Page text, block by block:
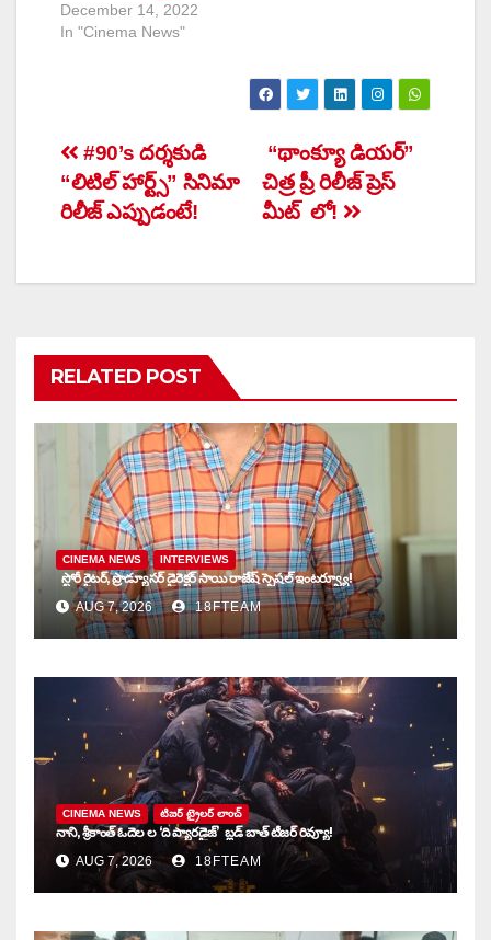
December 14, 2022
In "Cinema News"
Post
navigation
“థాంక్యూ డియర్”
చిత్ర ప్రీ రిలీజ్ ప్రెస్
మీట్ లో!
#90’s దర్శకుడి
“లిటిల్ హార్ట్స్” సినిమా
రిలీజ్ ఎప్పుడంటే!
RELATED POST
CINEMA NEWS INTERVIEWS
స్టోరీ రైటర్, ప్రొడ్యూసర్ డైరెక్టర్ సాయి రాజేష్ స్పెషల్ ఇంటర్వ్యూ!
AUG 7, 2026 18FTEAM
CINEMA NEWS టిజర్ ట్రైలర్ లాంచ్
నాని, శ్రీకాంత్ ఓదెల ల ‘ది ప్యారడైజ్’ బ్లడ్ బాత్ టీజర్ రివ్యూ!
AUG 7, 2026 18FTEAM